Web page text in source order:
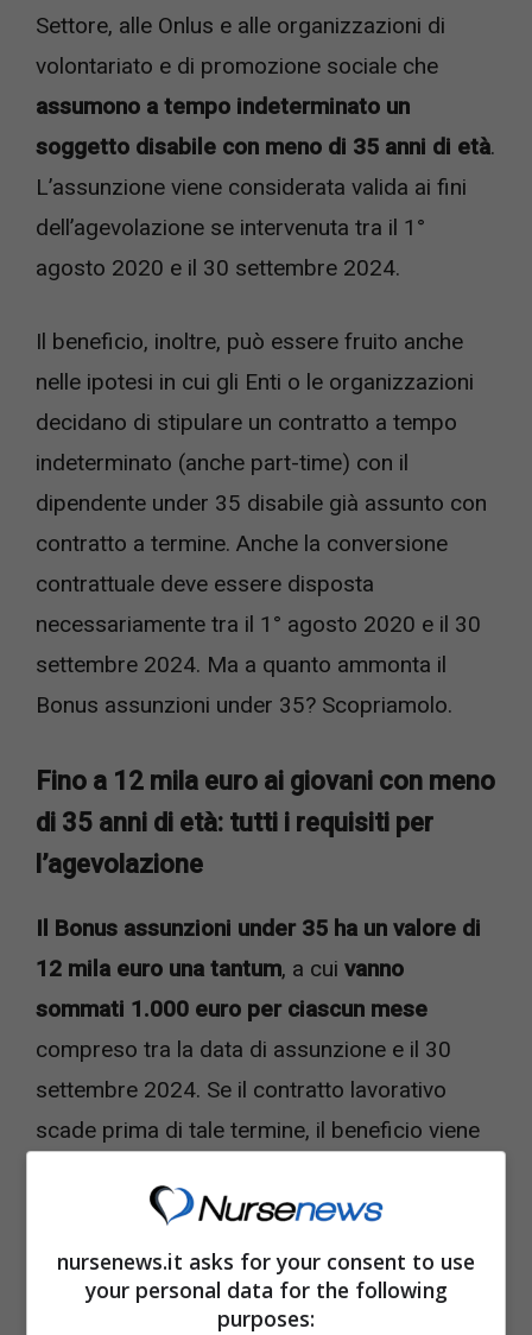
Settore, alle Onlus e alle organizzazioni di
volontariato e di promozione sociale che
assumono a tempo indeterminato un
soggetto disabile con meno di 35 anni di età.
L’assunzione viene considerata valida ai fini
dell’agevolazione se intervenuta tra il 1°
agosto 2020 e il 30 settembre 2024.
Il beneficio, inoltre, può essere fruito anche
nelle ipotesi in cui gli Enti o le organizzazioni
decidano di stipulare un contratto a tempo
indeterminato (anche part-time) con il
dipendente under 35 disabile già assunto con
contratto a termine. Anche la conversione
contrattuale deve essere disposta
necessariamente tra il 1° agosto 2020 e il 30
settembre 2024. Ma a quanto ammonta il
Bonus assunzioni under 35? Scopriamolo.
Fino a 12 mila euro ai giovani con meno
di 35 anni di età: tutti i requisiti per
l’agevolazione
Il Bonus assunzioni under 35 ha un valore di
12 mila euro una tantum, a cui vanno
sommati 1.000 euro per ciascun mese
compreso tra la data di assunzione e il 30
settembre 2024. Se il contratto lavorativo
scade prima di tale termine, il beneficio viene
nursenews.it asks for your consent to use
your personal data for the following
purposes: